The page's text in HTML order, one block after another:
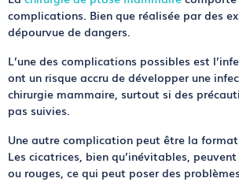
complications. Bien que réalisée par des
dépourvue de dangers.
L’une des complications possibles est l’
ont un risque accru de développer une
chirurgie mammaire, surtout si des
pas suivies.
Une autre complication peut être la
Les cicatrices, bien qu’inévitables,
ou rouges, ce qui peut poser des